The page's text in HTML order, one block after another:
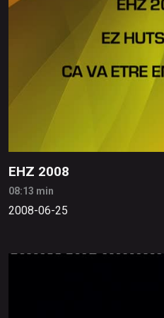
EHZ 2008
08:13 min
2008-06-25